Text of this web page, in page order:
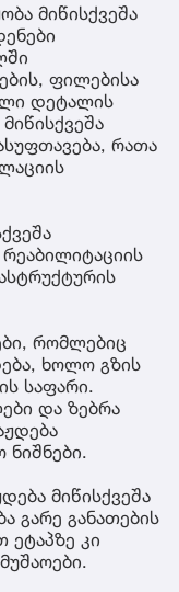
მიწისქვეშა
ფილებისა
დეტალის
რათა
რომლებიც
ხოლო გზის
საფარი.
და ზებრა
ნიშნები.
მიწისქვეშა
გარე განათების
ეტაპზე კი